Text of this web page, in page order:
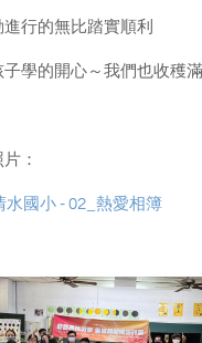
行的無比踏實順利
子學的開心～我們也收穫
：
水國小 - 02_熱愛相簿